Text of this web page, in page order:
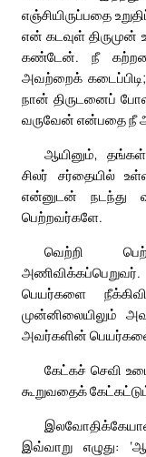
எஞ்சியிருப்பதை
என் கடவுள்
கண்டேன். நீ
அவற்றைக்
நான் திருடனைப்
வருவேன் என்பதை நீ
ஆயினும்,
சிலர் சர்தையில்
என்னுடன் நடந்து
பெற்றவர்களே.
வெற்றி
பெயர்களை
முன்னிலையிலும்
அவர்களின்
கேட்கச் செவி
கூறுவதைக்
இவ்வாறு எழுது: